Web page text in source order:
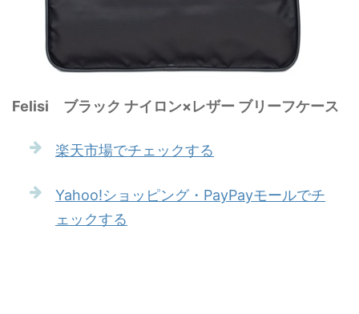
Felisi ブラック ナイロン×レザー ブリーフケース
楽天市場でチェックする
Yahoo!ショッピング・PayPayモールでチ
ェックする